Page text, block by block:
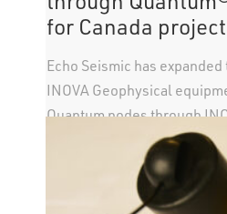
for Canada project
Echo Seismic has
INOVA Geophysical
Quantum nodes through
which allows operators to
while avoiding inventory